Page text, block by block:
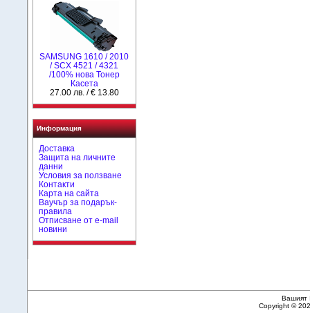
SAMSUNG 1610 / 2010
/ SCX 4521 / 4321
/100% нова Toнер
Касета
27.00 лв. / € 13.80
Информация
Доставка
Защита на личните
данни
Условия за ползване
Контакти
Карта на сайта
Ваучър за подарък-
правила
Отписване от e-mail
новини
Вашият
Copyright ©